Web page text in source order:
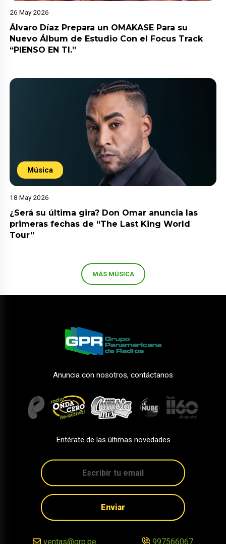
26 May 2026
Álvaro Díaz Prepara un OMAKASE Para su
Nuevo Álbum de Estudio Con el Focus Track
“PIENSO EN TI.”
Música
18 May 2026
¿Será su última gira? Don Omar anuncia las
primeras fechas de “The Last King World
Tour”
MÁS MÚSICA
Anuncia con nosotros, contáctanos
Entérate de las últimas novedades
Enviar
ventas@grp.pe 997566067